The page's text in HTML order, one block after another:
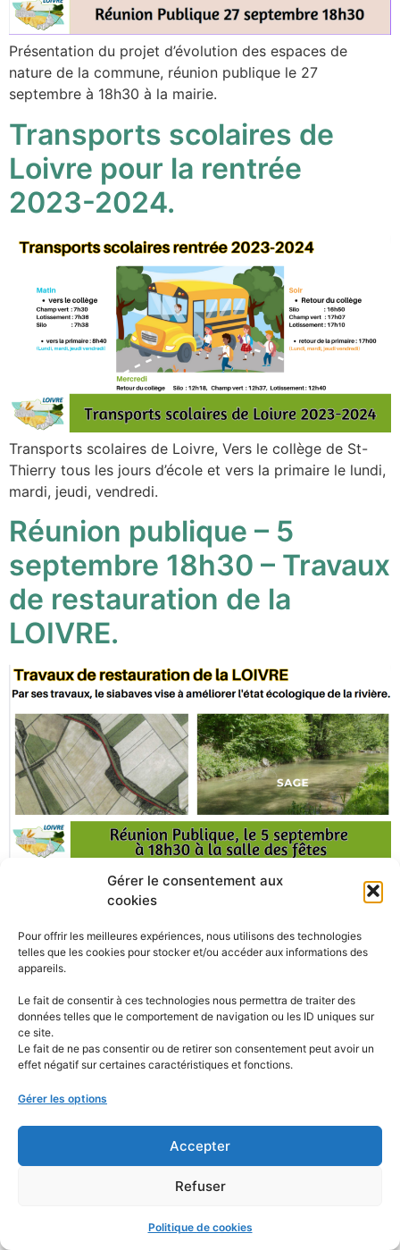
Gérer le consentement aux
cookies
Pour offrir les meilleures expériences, nous utilisons des technologies
telles que les cookies pour stocker et/ou accéder aux informations des
appareils.
Le fait de consentir à ces technologies nous permettra de traiter des
données telles que le comportement de navigation ou les ID uniques sur
ce site.
Le fait de ne pas consentir ou de retirer son consentement peut avoir un
effet négatif sur certaines caractéristiques et fonctions.
Gérer les options
Accepter
Refuser
Politique de cookies
Présentation du projet d’évolution des espaces de
nature de la commune, réunion publique le 27
septembre à 18h30 à la mairie.
Transports scolaires de
Loivre pour la rentrée
2023-2024.
Transports scolaires de Loivre, Vers le collège de St-
Thierry tous les jours d’école et vers la primaire le lundi,
mardi, jeudi, vendredi.
Réunion publique – 5
septembre 18h30 – Travaux
de restauration de la
LOIVRE.
Le siabaves vise à améliorer l’état écologique de la
rivière, la Loivre, comme l’impose le règlement européen
ses travaux.
Restriction des usages de
l’eau – Arrêté préfectoral,
de la marne, du 13 juillet
2023